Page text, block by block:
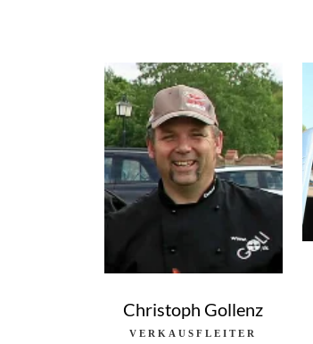
Christoph Gollenz
VERKAUSFLEITER